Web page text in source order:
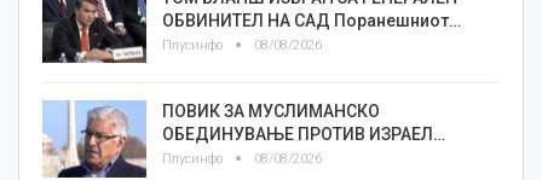
ОБВИНИТЕЛ НА САД Поранешниот…
Плусинфо 08/08/2026
ПОВИК ЗА МУСЛИМАНСКО
ОБЕДИНУВАЊЕ ПРОТИВ ИЗРАЕЛ…
Плусинфо 08/08/2026